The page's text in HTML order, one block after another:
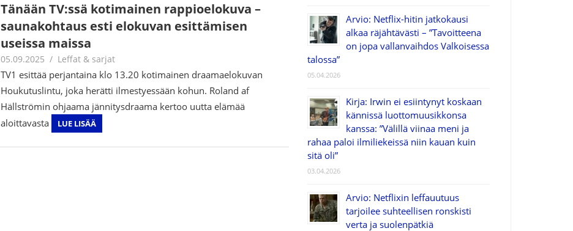
Tänään TV:ssä kotimainen rappioelokuva –
saunakohtaus esti elokuvan esittämisen
useissa maissa
05.09.2025 Jouni Hirn
Leffat & sarjat
TV1 esittää perjantaina klo 13.20 kotimainen draamaelokuvan
Houkutuslintu, joka herätti ilmestyessään kohun. Roland af
Hällströmin ohjaama jännitysdraama kertoo uutta elämää
aloittavasta
LUE LISÄÄ
Arvio: Netflix-hitin jatkokausi
alkaa räjähtävästi – ”Tavoitteena
on jopa vallanvaihdos Valkoisessa
talossa”
05.04.2026
Kirja: Irwin ei esiintynyt koskaan
kännissä luottomuusikkonsa
kanssa: ”Välillä viinaa meni ja
rahaa paloi ilmiliekeissä niin kauan kuin
sitä oli”
03.04.2026
Arvio: Netflixin leffauutuus
tarjoilee suhteellisen ronskisti
verta ja suolenpätkiä